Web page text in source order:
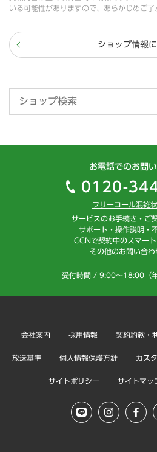
いる可能性がありますので、あらかじめご了
ショップ情報
お電話でのお問
0120-
フリーコール混雑
サービスのお手続き・ご
サポート・操作説明・
CCNで契約中のスマート
その他のお問い合わ
受付時間 / 9:00～18:00（年
会社案内 採用情報 契約約款・
放送基準 個人情報保護方針 カス
サイトポリシー サイトマッ